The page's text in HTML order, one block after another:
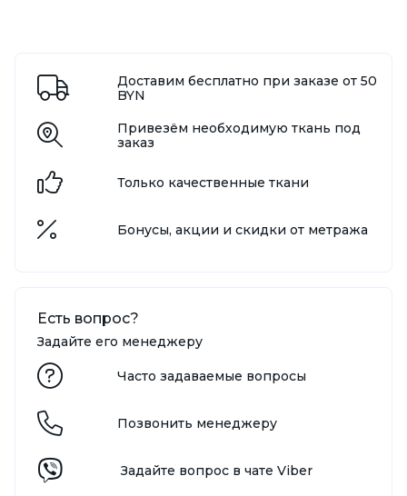
Доставим бесплатно при заказе от 50
BYN
Привезём необходимую ткань под
заказ
Только качественные ткани
Бонусы, акции и скидки от метража
Есть вопрос?
Задайте его менеджеру
Часто задаваемые вопросы
Позвонить менеджеру
Задайте вопрос в чате Viber